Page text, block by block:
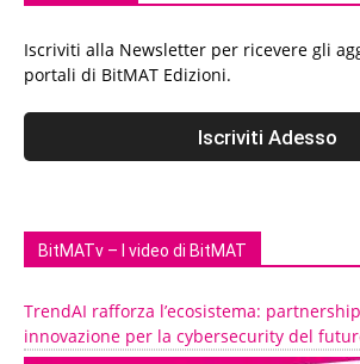
Iscriviti alla Newsletter per ricevere gli
portali di BitMAT Edizioni.
BitMATv – I video di BitMAT
TrendAI rafforza l’ecosistema:
innovazione per la cybersecurity del